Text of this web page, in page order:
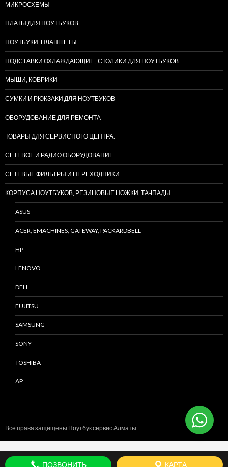
МИКРОСХЕМЫ
ПЛАТЫ ДЛЯ НОУТБУКОВ
НОУТБУКИ, ПЛАНШЕТЫ
ПОДСТАВКИ ОХЛАЖДАЮЩИЕ , СТОЛИКИ ДЛЯ НОУТБУКОВ
МЫШИ, КОВРИКИ
СУМКИ И РЮКЗАКИ ДЛЯ НОУТБУКОВ
ОБОРУДОВАНИЕ ДЛЯ РЕМОНТА
ТОВАРЫ ДЛЯ СЕРВИСНОГО ЦЕНТРА.
СЕТЕВОЕ И РАДИО ОБОРУДОВАНИЕ
СЕТЕВЫЕ ФИЛЬТРЫ И ПЕРЕХОДНИКИ
КОРПУСА НОУТБУКОВ, РЕЗИНОВЫЕ НОЖКИ, ТАЧПАДЫ
ASUS
ACER, EMACHINES, GATEWAY, PACKARDBELL
HP
LENOVO
DELL
FUJITSU
SAMSUNG
SONY
TOSHIBA
AP
Все права защищены Ноутбук сервисАлматы
ПОЗВОНИТЬ КАРТА